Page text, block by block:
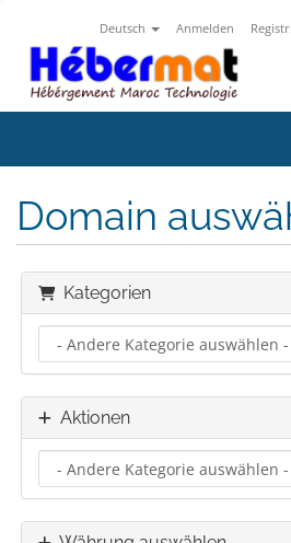
Deutsch Anmelden
Domain
Kategorien
Aktionen